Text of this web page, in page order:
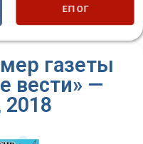
ЕП ОГ
газеты
вести» —
2018